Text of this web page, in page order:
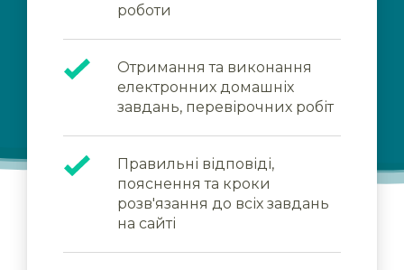
роботи
Отримання та виконання
електронних домашніх
завдань, перевірочних робіт
Правильні відповіді,
пояснення та кроки
розв'язання до всіх завдань
на сайті